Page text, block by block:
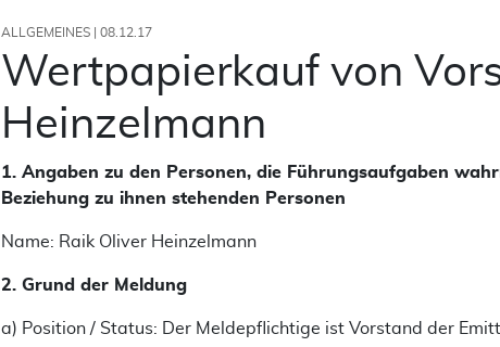
ALLGEMEINES | 08.12.17
Wertpapierkauf von
Heinzelmann
1. Angaben zu den Personen, die Führungsaufgaben
Beziehung zu ihnen stehenden Personen
Name: Raik Oliver Heinzelmann
2. Grund der Meldung
a) Position / Status: Der Meldepflichtige ist Vorstand der